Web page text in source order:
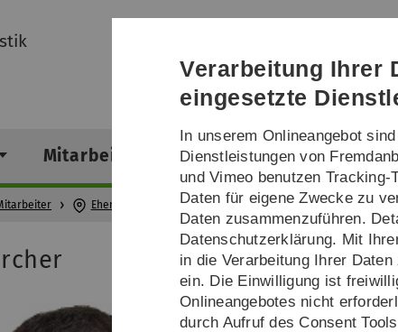
Mitarbeiter Forschung Lehre
Ehemalige Mitarbeiter
Verarbeitung Ihrer
eingesetzte
In unserem Onlineangebot
Dienstleistungen von
und Vimeo benutzen Tracking-
Daten für eigene Zwecke zu
Daten zusammenzuführen.
Datenschutzerklärung. Mit
in die Verarbeitung Ihrer
ein. Die Einwilligung ist
Onlineangebotes nicht
durch Aufruf des Consent